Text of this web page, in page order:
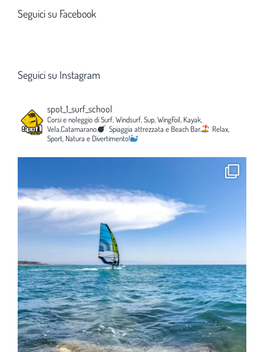
Seguici su Facebook
Seguici su Instagram
spot_1_surf_school
Corsi e noleggio di Surf, Windsurf, Sup, WingFoil, Kayak,
Vela,Catamarano.
Spiaggia attrezzata e Beach Bar.
Relax,
Sport, Natura e Divertimento!